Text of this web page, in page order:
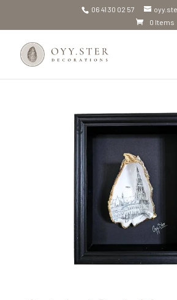
06 41 30 02 57
0 Items